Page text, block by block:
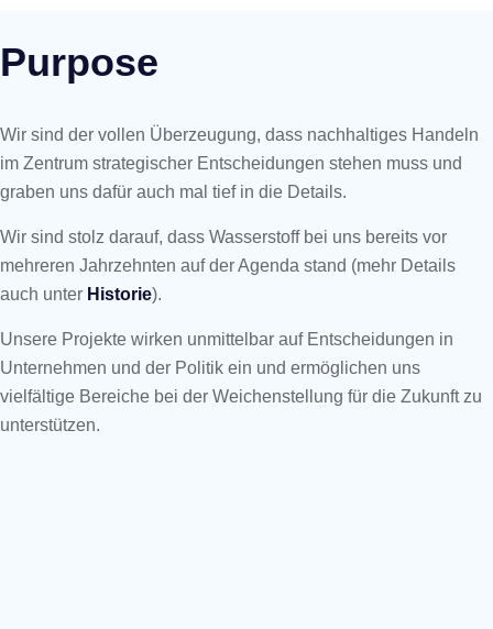
Purpose
Wir sind der vollen Überzeugung, dass nachhaltiges Handeln
im Zentrum strategischer Entscheidungen stehen muss und
graben uns dafür auch mal tief in die Details.
Wir sind stolz darauf, dass Wasserstoff bei uns bereits vor
mehreren Jahrzehnten auf der Agenda stand (mehr Details
auch unter Historie).
Unsere Projekte wirken unmittelbar auf Entscheidungen in
Unternehmen und der Politik ein und ermöglichen uns
vielfältige Bereiche bei der Weichenstellung für die Zukunft zu
unterstützen.